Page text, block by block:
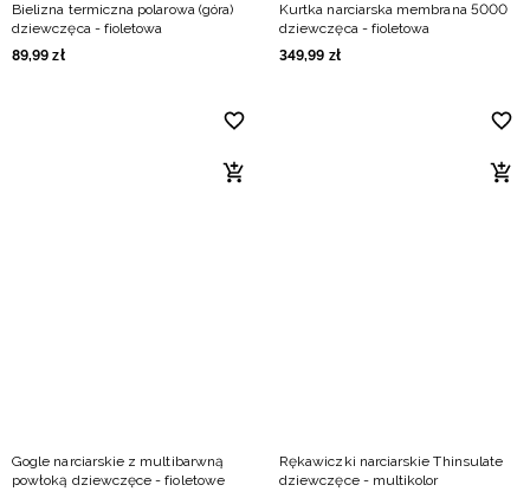
Bielizna termiczna polarowa (góra)
dziewczęca - fioletowa
89,99 zł
Kurtka narciarska membrana 5000
dziewczęca - fioletowa
349,99 zł
Gogle narciarskie z multibarwną
powłoką dziewczęce - fioletowe
Rękawiczki narciarskie Thinsulate
dziewczęce - multikolor